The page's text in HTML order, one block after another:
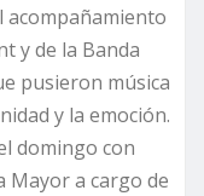
acompañamiento
y de la Banda
pusieron música
y la emoción.
domingo con
Mayor a cargo de